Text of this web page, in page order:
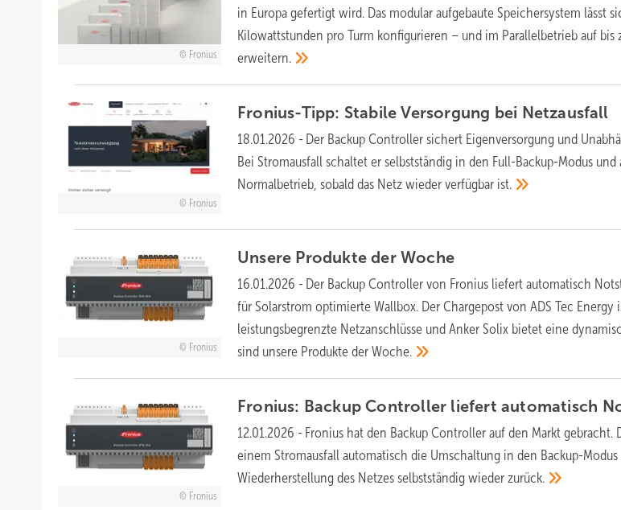
Fronius
in Europa gefertigt wird. Das modular aufgebaute Speichersystem lässt
Kilowattstunden pro Turm konfigurieren – und im Parallelbetrieb auf bis
erweitern.
Fronius
Fronius-Tipp: Stabile Versorgung bei Netzausfall
18.01.2026 - Der Backup Controller sichert Eigenversorgung und
Bei Stromausfall schaltet er selbstständig in den Full-Backup-Modus
Normalbetrieb, sobald das Netz wieder verfügbar ist.
Fronius
Unsere Produkte derWoche­
16.01.2026 - Der Backup Controller von Fronius liefert automatisch
für Solarstrom optimierte Wallbox. Der Chargepost von ADS Tec Energy
leistungsbegrenzte Netzanschlüsse und Anker Solix bietet eine
sind unsere Produkte derWoche.
Fronius
Fronius: Backup Controller liefert automatisch
12.01.2026 - Fronius hat den Backup Controller auf den Markt gebracht.
einem Stromausfall automatisch die Umschaltung in den Backup-
Wiederherstellung des Netzes selbstständig wiederzurück.